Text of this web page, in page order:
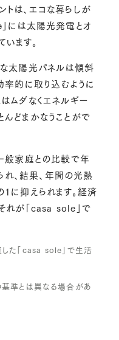
は、エコな暮らしが
には太陽光発電とオ
ます。
太陽光パネルは傾斜
的に取り込むように
ムダなくエネルギー
どまかなうことがで
般家庭との比較で年
、結果、年間の光熱
に抑えられます。経済
れが「casa sole」で
た「casa sole」で生活
基準とは異なる場合があ